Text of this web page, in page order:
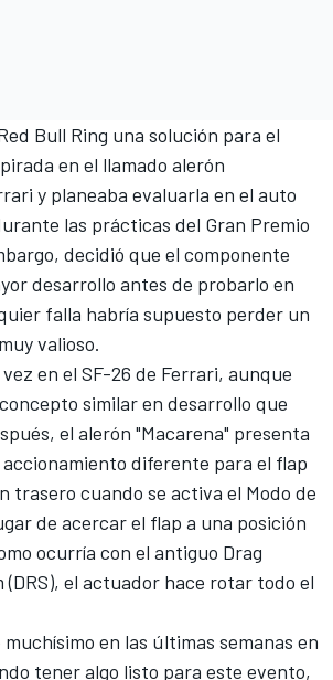
Bull Ring una solución para el
en el llamado alerón
y planeaba evaluarla en el auto
las prácticas del Gran Premio
decidió que el componente
desarrollo antes de probarlo en
falla habría supuesto perder un
valioso.
en el SF-26 de Ferrari, aunque
similar en desarrollo que
el alerón "Macarena" presenta
diferente para el flap
trasero cuando se activa el Modo de
de acercar el flap a una posición
ocurría con el antiguo Drag
(DRS), el actuador hace rotar todo el
en las últimas semanas en
tener algo listo para este evento,